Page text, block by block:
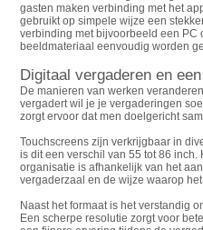
gasten maken verbinding met het
gebruikt op simpele wijze een
verbinding met bijvoorbeeld een PC
beeldmateriaal eenvoudig worden
Digitaal vergaderen en
De manieren van werken
vergadert wil je je vergaderingen
zorgt ervoor dat men doelgericht
Touchscreens zijn verkrijgbaar in
is dit een verschil van 55 tot 86 inch.
organisatie is afhankelijk van het
vergaderzaal en de wijze waarop
Naast het formaat is het verstandig
Een scherpe resolutie zorgt voor